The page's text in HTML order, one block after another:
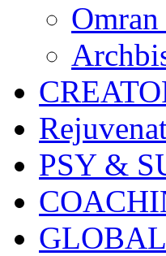
PSY &